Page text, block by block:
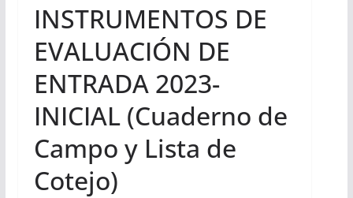
INSTRUMENTOS DE
EVALUACIÓN DE
ENTRADA 2023-
INICIAL (Cuaderno de
Campo y Lista de
Cotejo)